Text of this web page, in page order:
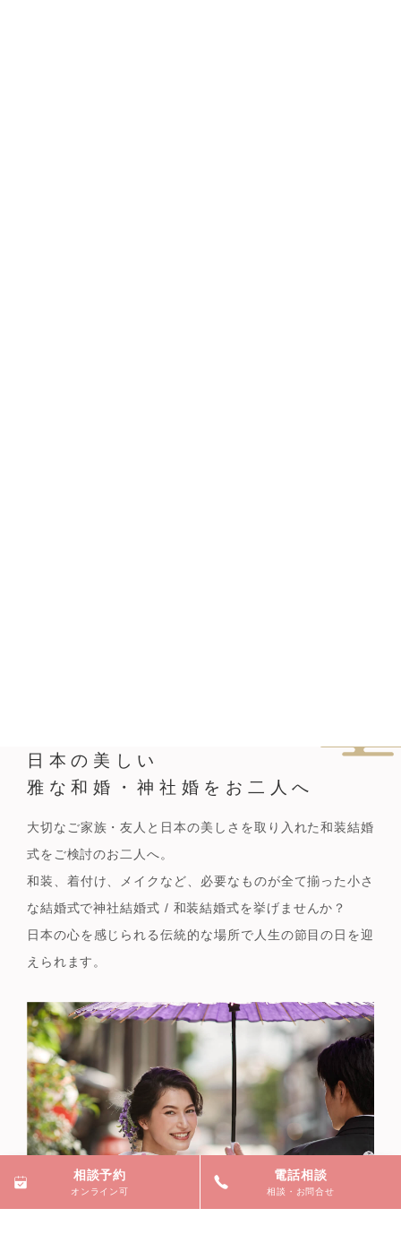
日本の美しい
雅な和婚・神社婚をお二人へ
大切なご家族・友人と日本の美しさを取り入れた和装結婚
式をご検討のお二人へ。
和装、着付け、メイクなど、必要なものが全て揃った小さ
な結婚式で神社結婚式 / 和装結婚式を挙げませんか？
日本の心を感じられる伝統的な場所で人生の節目の日を迎
えられます。
相談予約
オンライン可
電話相談
相談・お問合せ